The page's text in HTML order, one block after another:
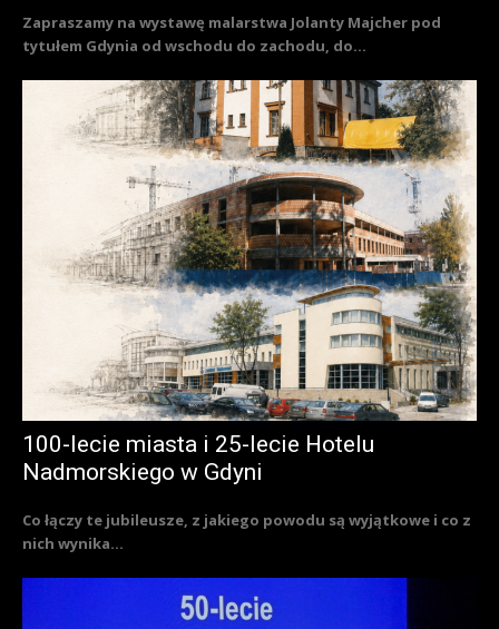
Zapraszamy na wystawę malarstwa Jolanty Majcher pod
tytułem Gdynia od wschodu do zachodu, do...
100-lecie miasta i 25-lecie Hotelu
Nadmorskiego w Gdyni
Co łączy te jubileusze, z jakiego powodu są wyjątkowe i co z
nich wynika...